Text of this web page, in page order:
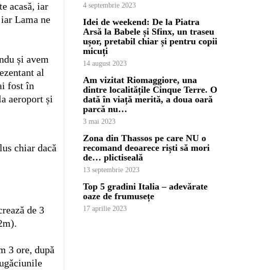
acasă, iar
Lama ne
și avem
al
fost în
aeroport și
chiar dacă
de 3
3 ore, după
4 septembrie 2023
Idei de weekend: De la Piatra
Arsă la Babele și Sfinx, un traseu
ușor, pretabil chiar și pentru copii
micuți
14 august 2023
Am vizitat Riomaggiore, una
dintre localitățile Cinque Terre. O
dată în viață merită, a doua oară
parcă nu…
3 mai 2023
Zona din Thassos pe care NU o
recomand deoarece riști să mori
de… plictiseală
13 septembrie 2023
Top 5 gradini Italia – adevărate
oaze de frumusețe
17 aprilie 2023